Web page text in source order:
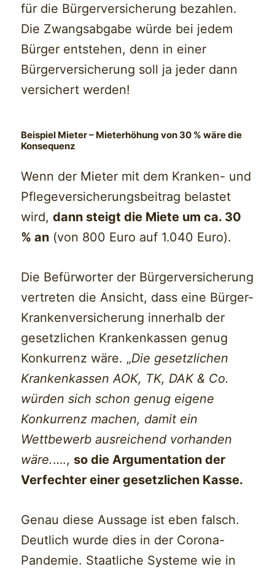
für die Bürgerversicherung bezahlen.
Die Zwangsabgabe würde bei jedem
Bürger entstehen, denn in einer
Bürgerversicherung soll ja jeder dann
versichert werden!
Beispiel Mieter– Mieterhöhung von 30 % wäre die
Konsequenz
Wenn der Mieter mit dem Kranken- und
Pflegeversicherungsbeitrag belastet
wird,dann steigt die Miete um ca. 30
% an (von 800 Euro auf 1.040 Euro).
Die Befürworter der Bürgerversicherung
vertreten die Ansicht, dass eine Bürger-
Krankenversicherung innerhalb der
gesetzlichen Krankenkassen genug
Konkurrenz wäre. „Die gesetzlichen
Krankenkassen AOK, TK, DAK & Co.
würden sich schon genug eigene
Konkurrenz machen, damit ein
Wettbewerb ausreichend vorhanden
wäre.…., so die Argumentation der
Verfechter einer gesetzlichen Kasse.
Genau diese Aussage ist eben falsch.
Deutlich wurde dies in der Corona-
Pandemie. Staatliche Systeme wie in